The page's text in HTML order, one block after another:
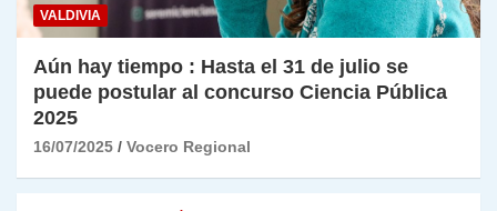
VALDIVIA
Aún hay tiempo : Hasta el 31 de julio se
puede postular al concurso Ciencia Pública
2025
16/07/2025 Vocero Regional